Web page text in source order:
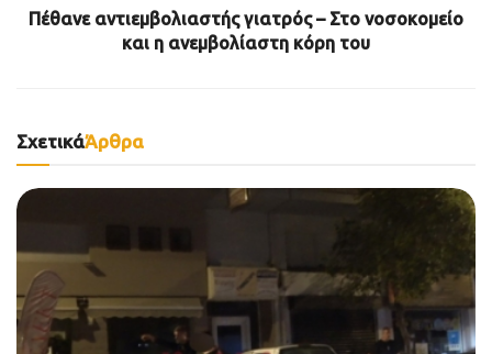
Πέθανε αντιεμβολιαστής γιατρός – Στο νοσοκομείο
και η ανεμβολίαστη κόρη του
ΣχετικάΆρθρα